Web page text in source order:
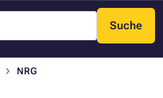
Suche
Menü
NRG